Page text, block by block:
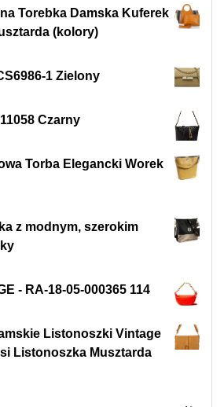
Torebka Damska Kuferek
(kolory)
1 Zielony
Czarny
Torba Elegancki Worek
z modnym, szerokim
- RA-18-05-000365 114
Listonoszki Vintage
Listonoszka Musztarda